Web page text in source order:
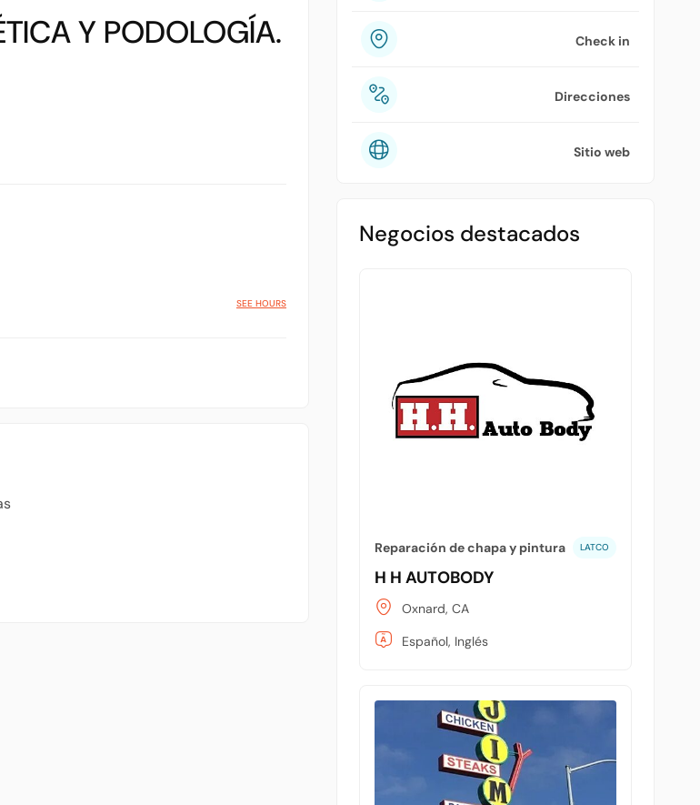
Y PODOLOGÍA.
SEE HOURS
Check in
Direcciones
Sitio web
Negocios destacados
Reparación de chapa y pintura LATCO
H H AUTOBODY
Oxnard, CA
Español, Inglés